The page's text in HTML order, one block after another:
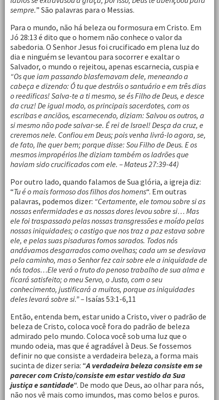
sempre.” São palavras para o Messias.
Para o mundo, não há beleza ou formosura em Cristo. Em
Jó 28:13 é dito que o homem não conhece o valor da
sabedoria. O Senhor Jesus foi crucificado em plena luz do
dia e ninguém se levantou para socorrer e exaltar o
Salvador, o mundo o rejeitou, apenas escarnecia, cuspia e
“Os que iam passando blasfemavam dele, meneando a
cabeça e dizendo: Ó tu que destróis o santuário e em três dias
o reedificas! Salva-te a ti mesmo, se és Filho de Deus, e desce
da cruz! De igual modo, os principais sacerdotes, com os
escribas e anciãos, escarnecendo, diziam: Salvou os outros, a
si mesmo não pode salvar-se. É rei de Israel! Desça da cruz, e
creremos nele. Confiou em Deus; pois venha livrá-lo agora, se,
de fato, lhe quer bem; porque disse: Sou Filho de Deus. E os
mesmos impropérios lhe diziam também os ladrões que
haviam sido crucificados com ele. – Mateus 27:39-44)
Por outro lado, quando falamos de Sua glória, a igreja diz:
“Tu é o mais formoso dos filhos dos homens“. Em outras
palavras, podemos dizer: “Certamente, ele tomou sobre si as
nossas enfermidades e as nossas dores levou sobre si… Mas
ele foi traspassado pelas nossas transgressões e moído pelas
nossas iniquidades; o castigo que nos traz a paz estava sobre
ele, e pelas suas pisaduras fomos sarados. Todos nós
andávamos desgarrados como ovelhas; cada um se desviava
pelo caminho, mas o Senhor fez cair sobre ele a iniquidade de
nós todos…Ele verá o fruto do penoso trabalho de sua alma e
ficará satisfeito; o meu Servo, o Justo, com o seu
conhecimento, justificará a muitos, porque as iniquidades
deles levará sobre si.” – Isaías 53:1-6,11
Então, entenda bem, estar unido a Cristo, viver o padrão de
beleza de Cristo, coloca você fora do padrão de beleza
admirado pelo mundo. Coloca você sob uma luz que o
mundo odeia, mas que é agradável à Deus. Se fossemos
definir no que consiste a verdadeira beleza, a forma mais
sucinta de dizer seria: “A verdadeira beleza consiste em se
parecer com Cristo/consiste em estar vestido da Sua
justiça e santidade“. De modo que Deus, ao olhar para nós,
não nos vê mais como imundos, mas como belos e puros.